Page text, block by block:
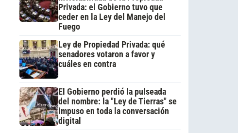
Privada: el Gobierno tuvo que
ceder en la Ley del Manejo del
Fuego
Ley de Propiedad Privada: qué
senadores votaron a favor y
cuáles en contra
El Gobierno perdió la pulseada
del nombre: la "Ley de Tierras" se
impuso en toda la conversación
digital